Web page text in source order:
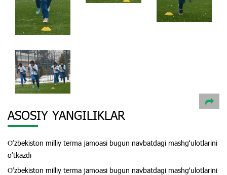
ASOSIY YANGILIKLAR
Oʻzbekiston milliy terma jamoasi bugun navbatdagi mashgʻulotlarini
oʻtkazdi
Oʻzbekiston milliy terma jamoasi bugun navbatdagi mashgʻulotlarini